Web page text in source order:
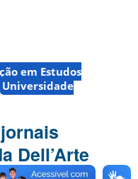
em Estudos
Universidade
Dell’Arte